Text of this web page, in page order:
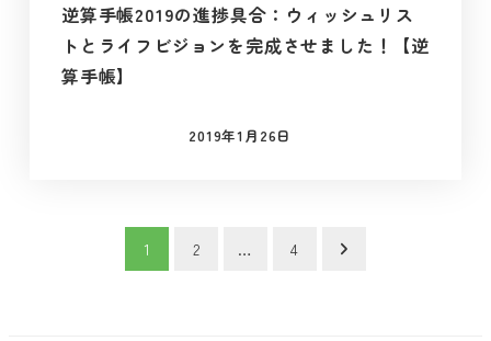
逆算手帳2019の進捗具合：ウィッシュリス
トとライフビジョンを完成させました！【逆
算手帳】
投稿日
2019年1月26日
1 2 … 4